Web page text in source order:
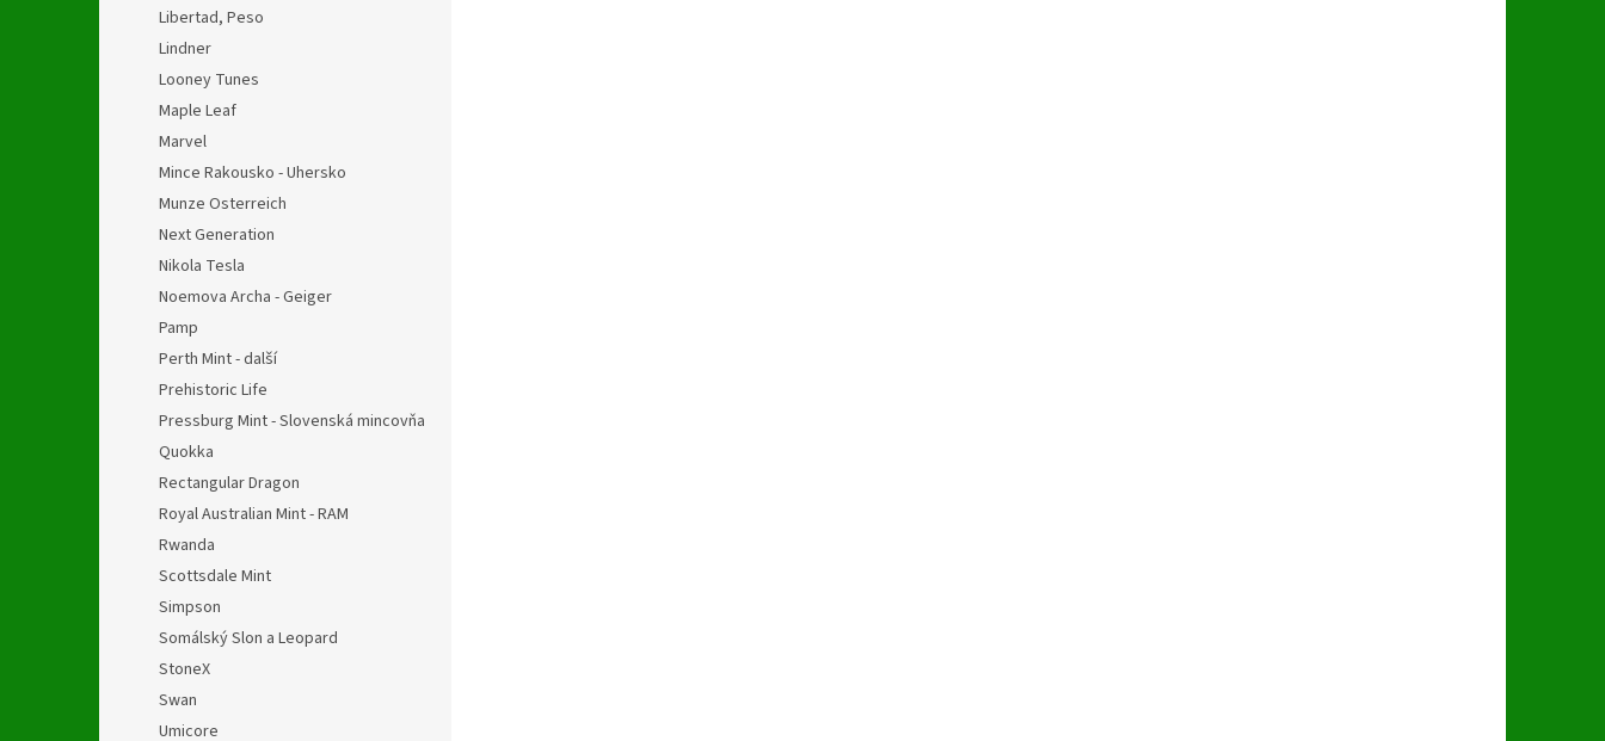
Libertad, Peso
Lindner
Looney Tunes
Maple Leaf
Marvel
Mince Rakousko - Uhersko
Munze Osterreich
Next Generation
Nikola Tesla
Noemova Archa - Geiger
Pamp
Perth Mint - další
Prehistoric Life
Pressburg Mint - Slovenská mincovňa
Quokka
Rectangular Dragon
Royal Australian Mint - RAM
Rwanda
Scottsdale Mint
Simpson
Somálský Slon a Leopard
StoneX
Swan
Umicore